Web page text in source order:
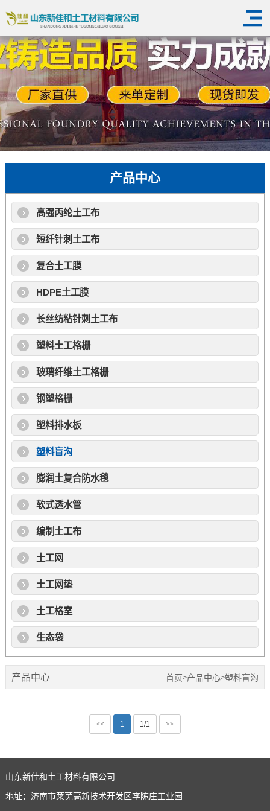
产品中心
高强丙纶土工布
短纤针刺土工布
复合土工膜
HDPE土工膜
长丝纺粘针刺土工布
塑料土工格栅
玻璃纤维土工格栅
钢塑格栅
塑料排水板
塑料盲沟
膨润土复合防水毯
软式透水管
编制土工布
土工网
土工网垫
土工格室
生态袋
产品中心 首页>产品中心>塑料盲沟
<< 1 1/1 >>
山东新佳和土工材料有限公司
地址：济南市莱芜高新技术开发区李陈庄工业园